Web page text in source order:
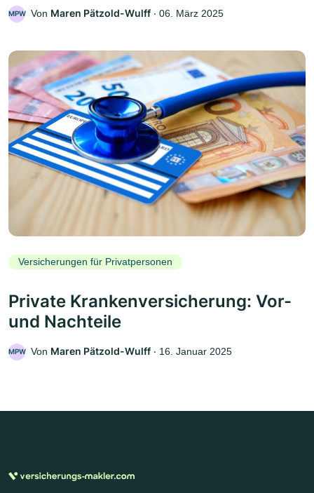
MPW Von Maren Pätzold-Wulff ‧ 06. März 2025
Versicherungen für Privatpersonen
Private Krankenversicherung: Vor-
und Nachteile
MPW Von Maren Pätzold-Wulff ‧ 16. Januar 2025